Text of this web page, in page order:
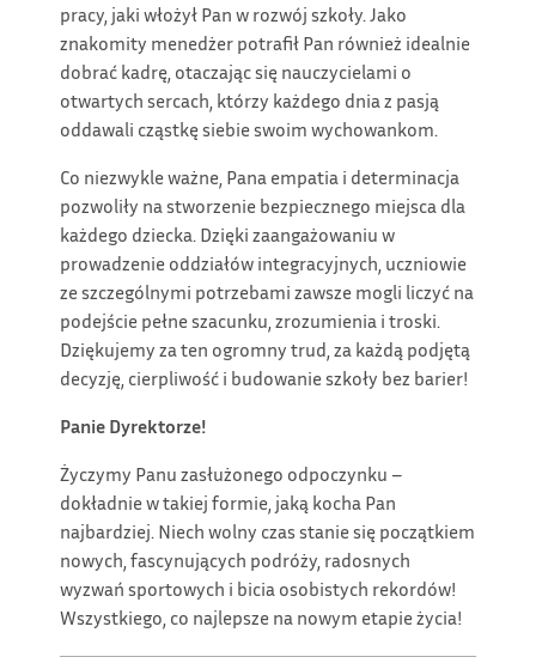
pracy, jaki włożył Pan w rozwój szkoły. Jako
znakomity menedżer potrafił Pan również idealnie
dobrać kadrę, otaczając się nauczycielami o
otwartych sercach, którzy każdego dnia z pasją
oddawali cząstkę siebie swoim wychowankom.
Co niezwykle ważne, Pana empatia i determinacja
pozwoliły na stworzenie bezpiecznego miejsca dla
każdego dziecka. Dzięki zaangażowaniu w
prowadzenie oddziałów integracyjnych, uczniowie
ze szczególnymi potrzebami zawsze mogli liczyć na
podejście pełne szacunku, zrozumienia i troski.
Dziękujemy za ten ogromny trud, za każdą podjętą
decyzję, cierpliwość i budowanie szkoły bez barier!
Panie Dyrektorze!
Życzymy Panu zasłużonego odpoczynku –
dokładnie w takiej formie, jaką kocha Pan
najbardziej. Niech wolny czas stanie się początkiem
nowych, fascynujących podróży, radosnych
wyzwań sportowych i bicia osobistych rekordów!
Wszystkiego, co najlepsze na nowym etapie życia!